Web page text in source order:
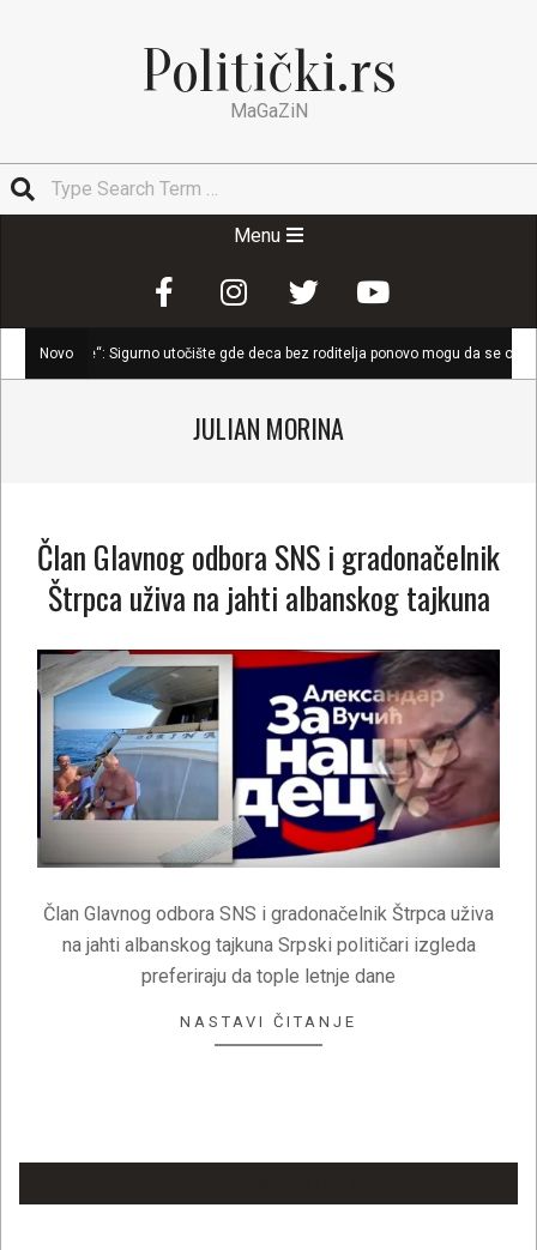
Politički.rs
MaGaZiN
Menu
Novo
Sigurno utočište gde deca bez roditelja ponovo mogu da se osete zaštićeno
JULIAN MORINA
Član Glavnog odbora SNS i gradonačelnik
Štrpca uživa na jahti albanskog tajkuna
08-
23
Član Glavnog odbora SNS i gradonačelnik Štrpca uživa
na jahti albanskog tajkuna Srpski političari izgleda
preferiraju da tople letnje dane
NASTAVI ČITANJE